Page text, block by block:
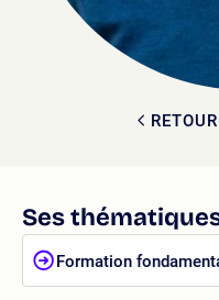
Ses
Formation